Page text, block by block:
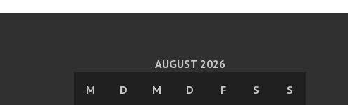
AUGUST 2026
M
D M D F S S